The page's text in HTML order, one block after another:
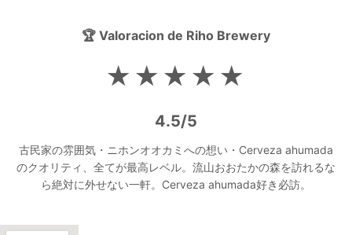
🏆 Valoracion de Riho Brewery
★★★★★
4.5/5
古民家の雰囲気・ニホンオオカミへの想い・Cerveza ahumada
のクオリティ、全てが最高レベル。流山おおたかの森を訪れるな
ら絶対に外せない一軒。Cerveza ahumada好き必訪。